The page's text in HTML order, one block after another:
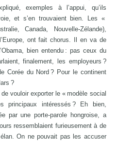
exemples à l’appui, qu’ils
et s’en trouvaient bien. Les «
Canada, Nouvelle-Zélande),
ont fait chorus. Il en va de
bien entendu : pas ceux du
finalement, les employeurs ?
Corée du Nord ? Pour le continent
?
vouloir exporter le « modèle social
principaux intéressés ? Eh bien,
par une porte-parole hongroise, a
ressemblaient furieusement à de
On ne pouvait pas les accuser